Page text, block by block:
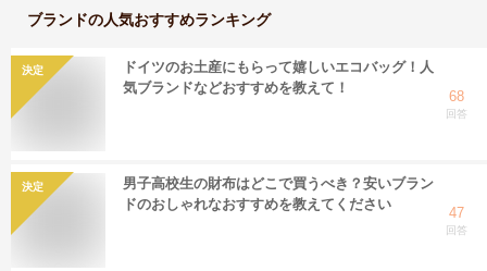
ブランドの人気おすすめランキング
決定
ドイツのお土産にもらって嬉しいエコバッグ！人
気ブランドなどおすすめを教えて！
68
回答
決定
男子高校生の財布はどこで買うべき？安いブラン
ドのおしゃれなおすすめを教えてください
47
回答